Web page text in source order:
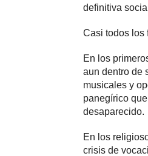
definitiva
Casi todos los
En los
aun dentro de
musicales y
panegírico
desaparecido.
En los
crisis de